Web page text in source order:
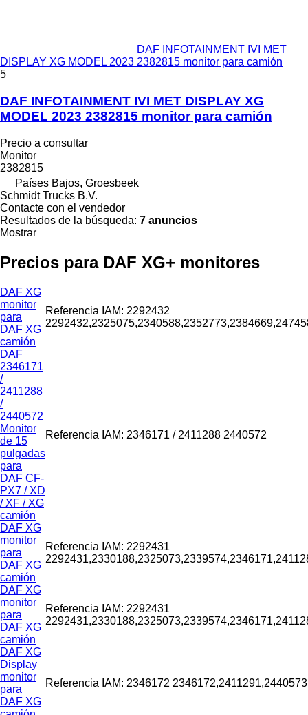
DAF INFOTAINMENT IVI MET
DISPLAY XG MODEL 2023 2382815 monitor para camión
5
DAF INFOTAINMENT IVI MET DISPLAY XG
MODEL 2023 2382815 monitor para camión
Precio a consultar
Monitor
2382815
Países Bajos, Groesbeek
Schmidt Trucks B.V.
Contacte con el vendedor
Resultados de la búsqueda: 7 anuncios
Mostrar
Precios para DAF XG+ monitores
DAF XG
monitor
para
DAF XG
camión
Referencia IAM: 2292432
DAF
2346171
/
2411288
/
2440572
Monitor
de 15
pulgadas
para
DAF CF-
PX7 / XD
/ XF / XG
camión
Referencia IAM: 2346171 / 2411288 2440572
DAF XG
monitor
para
DAF XG
camión
Referencia IAM: 2292431
DAF XG
monitor
para
DAF XG
camión
Referencia IAM: 2292431
DAF XG
Display
monitor
para
DAF XG
Referencia IAM: 2346172 2346172,2411291,2440573